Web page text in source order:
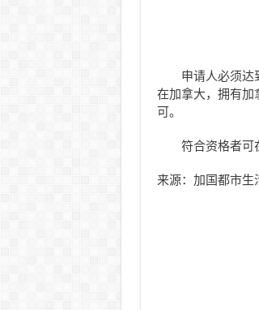
申请人必须达
在加拿大，拥有加
可。
符合资格者可
来源：加国都市生